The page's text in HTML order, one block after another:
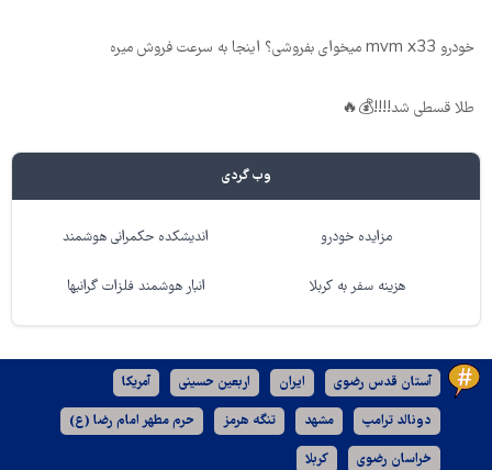
خودرو mvm x33 میخوای بفروشی؟ اینجا به سرعت فروش میره
طلا قسطی شد!!!!💰🔥
وب گردی
مزایده خودرو اندیشکده حکمرانی هوشمند
هزینه سفر به کربلا انبار هوشمند فلزات گرانبها
آستان قدس رضوی ایران اربعین حسینی آمریکا
دونالد ترامپ مشهد تنگه هرمز حرم مطهر امام رضا (ع)
خراسان رضوی کربلا